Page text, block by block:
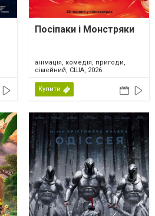
Посіпаки і Монстряки
анімація, комедія, пригоди,
сімейний, США, 2026
Купити